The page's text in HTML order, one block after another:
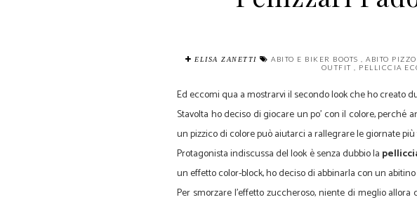
ELISA ZANETTI ABITO E BIKER BOOTS ,ABITO
OUTFIT
PELLICCIA
Ed eccomi qua a mostrarvi il secondo look che ho creato
Stavolta ho deciso di giocare un po' con il colore,
un pizzico di colore può aiutarci a rallegrare le giornate
Protagonista indiscussa del look è senza dubbio la
un effetto color-block, ho deciso di abbinarla con un
Per smorzare l'effetto zuccheroso, niente di meglio